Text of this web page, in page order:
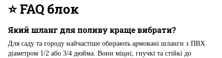
⭐ FAQ блок
Який шланг для поливу краще вибрати?
Для саду та городу найчастіше обирають армовані шланги з ПВХ
діаметром 1/2 або 3/4 дюйма. Вони міцні, гнучкі та стійкі до